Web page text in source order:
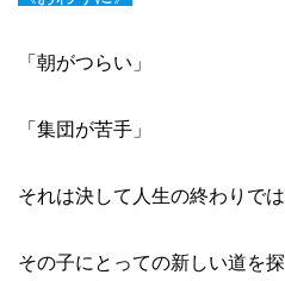
「朝がつらい」
「集団が苦手」
それは決して人生の終わりでは
その子にとっての新しい道を